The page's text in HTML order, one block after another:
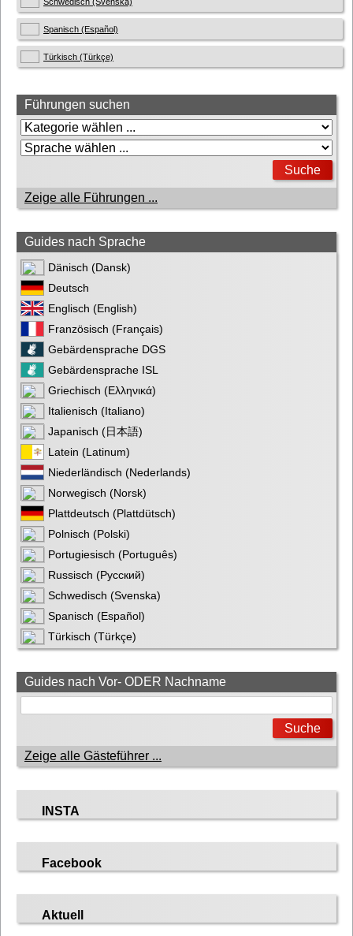
Spanisch (Español)
Türkisch (Türkçe)
Führungen suchen
Zeige alle Führungen ...
Guides nach Sprache
Dänisch (Dansk)
Deutsch
Englisch (English)
Französisch (Français)
Gebärdensprache DGS
Gebärdensprache ISL
Griechisch (Ελληνικά)
Italienisch (Italiano)
Japanisch (日本語)
Latein (Latinum)
Niederländisch (Nederlands)
Norwegisch (Norsk)
Plattdeutsch (Plattdütsch)
Polnisch (Polski)
Portugiesisch (Português)
Russisch (Русский)
Schwedisch (Svenska)
Spanisch (Español)
Türkisch (Türkçe)
Guides nach Vor- ODER Nachname
Zeige alle Gästeführer ...
INSTA
Facebook
Aktuell